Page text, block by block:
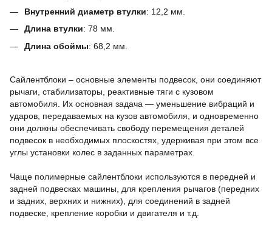
Внутренний диаметр втулки: 12,2 мм.
Длина втулки: 78 мм.
Длина обоймы: 68,2 мм.
Сайлентблоки – основные элементы подвесок, они соединяют
рычаги, стабилизаторы, реактивные тяги с кузовом
автомобиля.
Их основная задача — уменьшение вибраций и
ударов, передаваемых на кузов автомобиля, и одновременно
они должны обеспечивать свободу перемещения деталей
подвесок в необходимых плоскостях, удерживая при этом все
углы установки колес в заданных параметрах.
Чаще полимерные сайлентблоки используются в передней и
задней подвесках машины,
для крепления рычагов (передних
и задних, верхних и нижних),
для соединений в задней
подвеске, крепление коробки и двигателя и т.д.